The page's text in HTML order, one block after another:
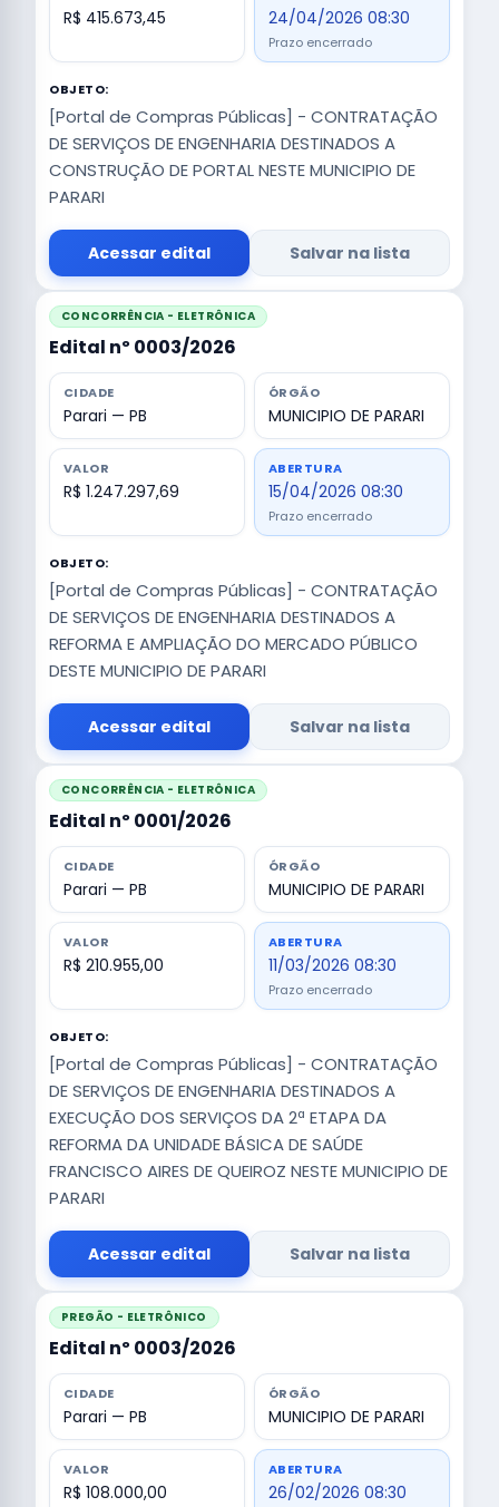
R$ 415.673,45 24/04/2026 08:30
Prazo encerrado
OBJETO:
[Portal de Compras Públicas] - CONTRATAÇÃO
DE SERVIÇOS DE ENGENHARIA DESTINADOS A
CONSTRUÇÃO DE PORTAL NESTE MUNICIPIO DE
PARARI
Acessar edital Salvar na lista
CONCORRÊNCIA - ELETRÔNICA
Edital nº 0003/2026
CIDADE
Parari — PB
ÓRGÃO
MUNICIPIO DE PARARI
VALOR
R$ 1.247.297,69
ABERTURA
15/04/2026 08:30
Prazo encerrado
OBJETO:
[Portal de Compras Públicas] - CONTRATAÇÃO
DE SERVIÇOS DE ENGENHARIA DESTINADOS A
REFORMA E AMPLIAÇÃO DO MERCADO PÚBLICO
DESTE MUNICIPIO DE PARARI
Acessar edital Salvar na lista
CONCORRÊNCIA - ELETRÔNICA
Edital nº 0001/2026
CIDADE
Parari — PB
ÓRGÃO
MUNICIPIO DE PARARI
VALOR
R$ 210.955,00
ABERTURA
11/03/2026 08:30
Prazo encerrado
OBJETO:
[Portal de Compras Públicas] - CONTRATAÇÃO
DE SERVIÇOS DE ENGENHARIA DESTINADOS A
EXECUÇÃO DOS SERVIÇOS DA 2ª ETAPA DA
REFORMA DA UNIDADE BÁSICA DE SAÚDE
FRANCISCO AIRES DE QUEIROZ NESTE MUNICIPIO DE
PARARI
Acessar edital Salvar na lista
PREGÃO - ELETRÔNICO
Edital nº 0003/2026
CIDADE
Parari — PB
ÓRGÃO
MUNICIPIO DE PARARI
VALOR
R$ 108.000,00
ABERTURA
26/02/2026 08:30